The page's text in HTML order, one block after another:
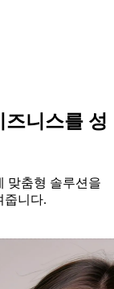
니스를 성
맞춤형 솔루션을
줍니다.